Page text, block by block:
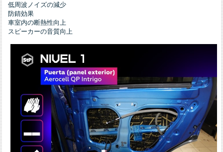
低周波ノイズの減少
防錆効果
車室内の断熱性向上
スピーカーの音質向上